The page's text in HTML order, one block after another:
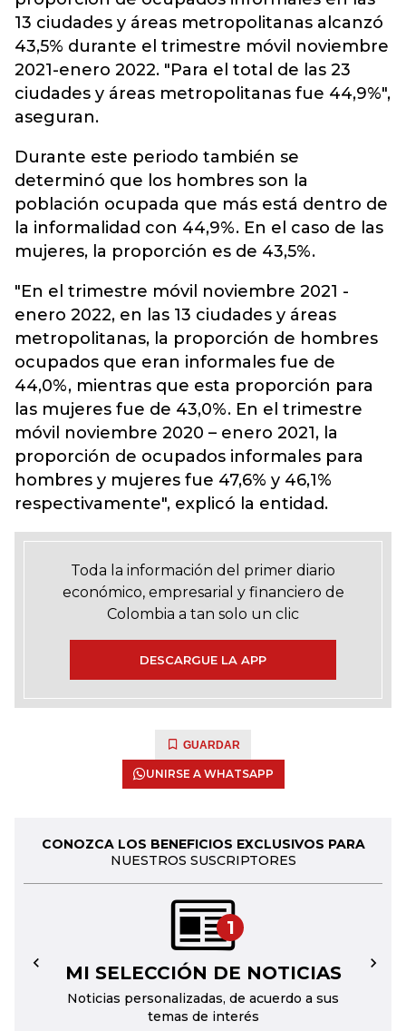
13 ciudades y áreas metropolitanas alcanzó
43,5% durante el trimestre móvil noviembre
2021-enero 2022. "Para el total de las 23
ciudades y áreas metropolitanas fue 44,9%",
aseguran.
Durante este periodo también se
determinó que los hombres son la
población ocupada que más está dentro de
la informalidad con 44,9%. En el caso de las
mujeres, la proporción es de 43,5%.
"En el trimestre móvil noviembre 2021 -
enero 2022, en las 13 ciudades y áreas
metropolitanas, la proporción de hombres
ocupados que eran informales fue de
44,0%, mientras que esta proporción para
las mujeres fue de 43,0%. En el trimestre
móvil noviembre 2020 – enero 2021, la
proporción de ocupados informales para
hombres y mujeres fue 47,6% y 46,1%
respectivamente", explicó la entidad.
Toda la información del primer diario
económico, empresarial y financiero de
Colombia a tan solo un clic
DESCARGUE LA APP
GUARDAR
UNIRSE A WHATSAPP
CONOZCA LOS BENEFICIOS EXCLUSIVOS PARA
NUESTROS SUSCRIPTORES
1
MI SELECCIÓN DE NOTICIAS
Noticias personalizadas, de acuerdo a sus
temas de interés
← →